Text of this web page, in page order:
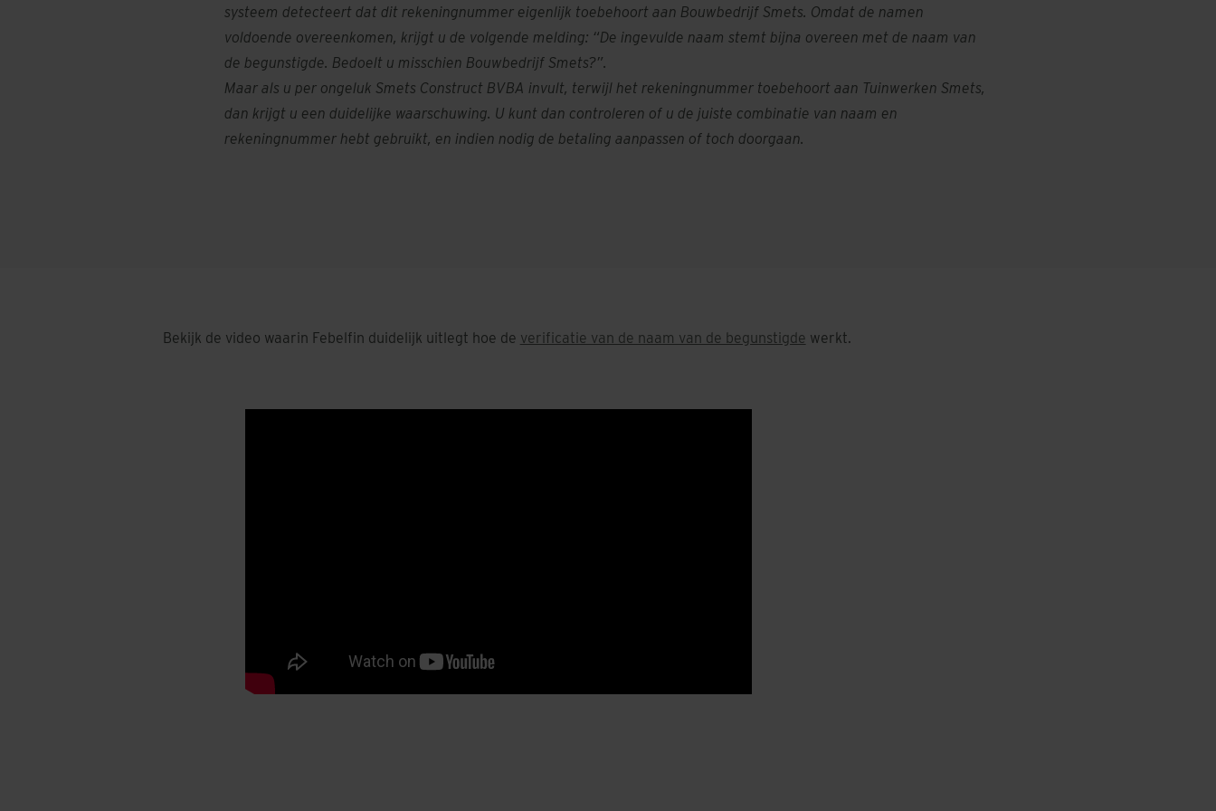
systeem detecteert dat dit rekeningnummer eigenlijk toebehoort aan Bouwbedrijf Smets. Omdat de namen
voldoende overeenkomen, krijgt u de volgende melding: “De ingevulde naam stemt bijna overeen met de naam van
de begunstigde. Bedoelt u misschien Bouwbedrijf Smets?”.
Maar als u per ongeluk Smets Construct BVBA invult, terwijl het rekeningnummer toebehoort aan Tuinwerken Smets,
dan krijgt u een duidelijke waarschuwing. U kunt dan controleren of u de juiste combinatie van naam en
rekeningnummer hebt gebruikt, en indien nodig de betaling aanpassen of toch doorgaan.
Bekijk de video waarin Febelfin duidelijk uitlegt hoe de verificatie van de naam van de begunstigde werkt.